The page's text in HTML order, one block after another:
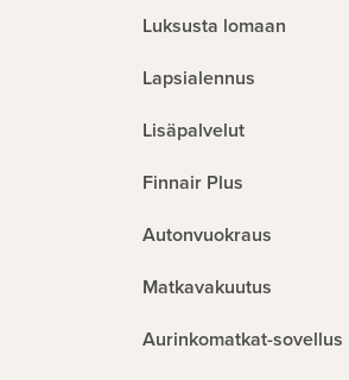
Luksusta lomaan
Lapsialennus
Lisäpalvelut
Finnair Plus
Autonvuokraus
Matkavakuutus
Aurinkomatkat-sovellus